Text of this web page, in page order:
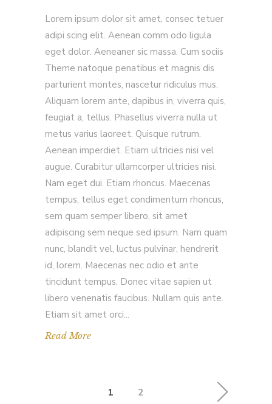
Lorem ipsum dolor sit amet, consec tetuer
adipi scing elit. Aenean comm odo ligula
eget dolor. Aeneaner sic massa. Cum sociis
Theme natoque penatibus et magnis dis
parturient montes, nascetur ridiculus mus.
Aliquam lorem ante, dapibus in, viverra quis,
feugiat a, tellus. Phasellus viverra nulla ut
metus varius laoreet. Quisque rutrum.
Aenean imperdiet. Etiam ultricies nisi vel
augue. Curabitur ullamcorper ultricies nisi.
Nam eget dui. Etiam rhoncus. Maecenas
tempus, tellus eget condimentum rhoncus,
sem quam semper libero, sit amet
adipiscing sem neque sed ipsum. Nam quam
nunc, blandit vel, luctus pulvinar, hendrerit
id, lorem. Maecenas nec odio et ante
tincidunt tempus. Donec vitae sapien ut
libero venenatis faucibus. Nullam quis ante.
Etiam sit amet orci
Read More
1 2